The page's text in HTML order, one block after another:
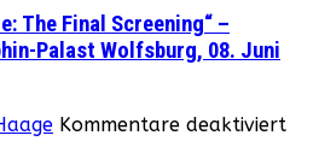
The Final Screening“ –
Palast Wolfsburg, 08. Juni
Kommentare deaktiviert